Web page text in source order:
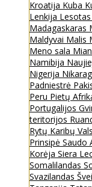
Kroatija Kuba
Lenkija Lesotas
Madagaskaras
Maldyvai Malis
Meno sala
Namibija
Nigerija
Padniestrė
Peru Pietų
Portugalijos
teritorijos
Rytų Karibų
Prinsipė Saudo
Korėja Siera
Somalilandas
Svazilandas